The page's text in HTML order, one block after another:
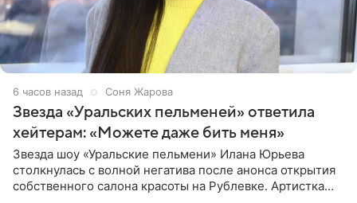
6 часов назад Соня Жарова
Звезда «Уральских пельменей» ответила
хейтерам: «Можете даже бить меня»
Звезда шоу «Уральские пельмени» Илана Юрьева
столкнулась с волной негатива после анонса открытия
собственного салона красоты на Рублевке. Артистка